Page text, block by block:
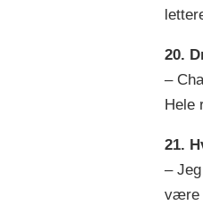
20.
–
Hele
21.
–
være